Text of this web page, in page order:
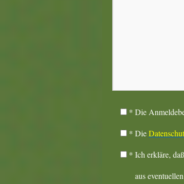
* Die
* Die
* Ich erkläre,
aus eventuellen